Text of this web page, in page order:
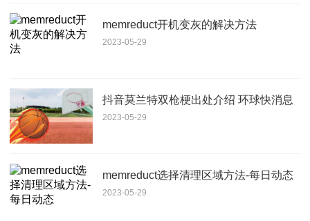
memreduct开机变灰的解决方法
2023-05-29
抖音莫兰特双枪梗出处介绍 环球快消息
2023-05-29
memreduct选择清理区域方法-每日动态
2023-05-29